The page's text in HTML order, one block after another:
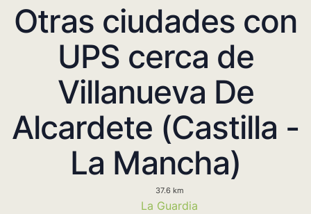
Otras ciudades con
UPS cerca de
Villanueva De
Alcardete (Castilla -
La Mancha)
37.6 km
La Guardia